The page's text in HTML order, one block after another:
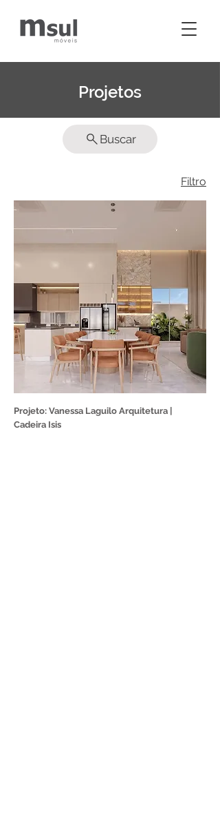
Projetos
Buscar
Filtro
Projeto: Vanessa Laguilo Arquitetura |
Cadeira Isis